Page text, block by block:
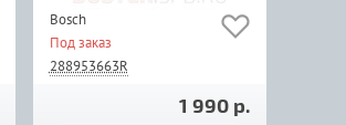
Bosch
Под заказ
288953663R
1 990 р.